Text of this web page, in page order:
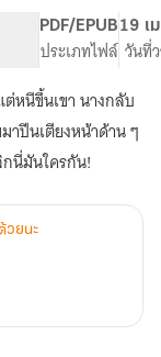
PDF/EPUB
ประเภทไฟล์
19 เ
วันที่
หนีขึ้นเขา นางกลับ
าปีนเตียงหน้าด้าน ๆ
กนี่มันใครกัน!
วยนะ